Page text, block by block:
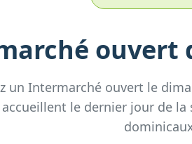
ouvert
un Intermarchéouvert le
le dernier jour de la